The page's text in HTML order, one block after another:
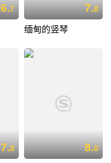
6.7 7.8
缅甸的竖琴
7.8 8.0